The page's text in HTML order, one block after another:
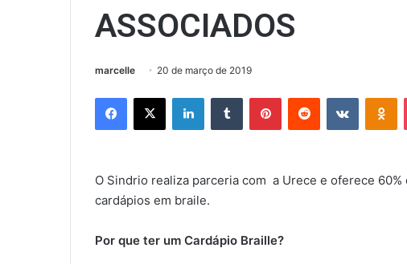
ASSOCIADOS
marcelle 20 de março de 2019
Facebook
X LinkedinTumblr PinterestReddit VK
O Sindrio realiza parceria com a Urece e oferece
cardápios em braile.
Por que ter um Cardápio Braille?